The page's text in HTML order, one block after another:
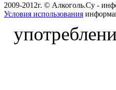
2009-2012г. © Алкоголь.Су -
Условия использования